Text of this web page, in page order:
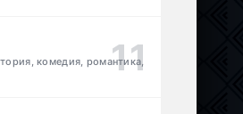
комедия, романтика,